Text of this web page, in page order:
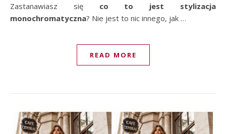
Zastanawiasz się co to jest stylizacja
monochromatyczna? Nie jest to nic innego, jak …
READ MORE